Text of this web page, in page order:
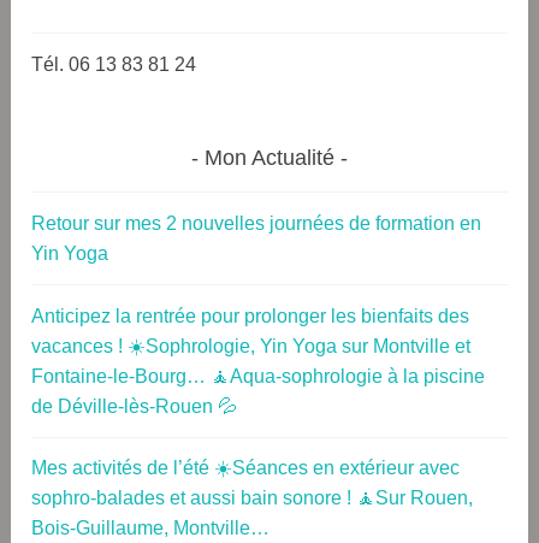
Tél. 06 13 83 81 24
Mon Actualité
Retour sur mes 2 nouvelles journées de formation en
Yin Yoga
Anticipez la rentrée pour prolonger les bienfaits des
vacances ! ☀️Sophrologie, Yin Yoga sur Montville et
Fontaine-le-Bourg… 🧘Aqua-sophrologie à la piscine
de Déville-lès-Rouen 💦
Mes activités de l’été ☀️Séances en extérieur avec
sophro-balades et aussi bain sonore ! 🧘Sur Rouen,
Bois-Guillaume, Montville…